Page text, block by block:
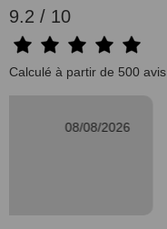
9.2 / 10
Calculé à partir de 500 avis.
Quentin D.